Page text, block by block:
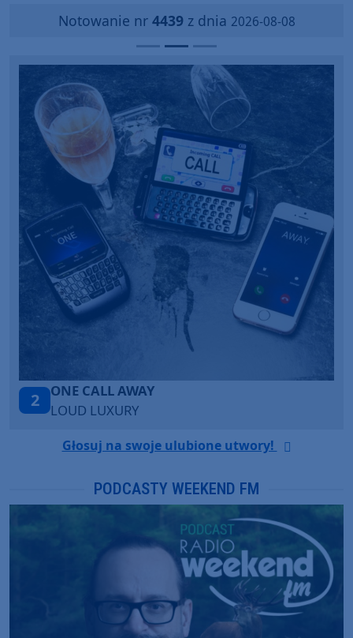
Notowanie nr 4439z dnia 2026-08-08
3
Talk To You
ANOTR ft. 54 Ultra
Głosuj na swoje ulubione utwory!
PODCASTY WEEKEND FM